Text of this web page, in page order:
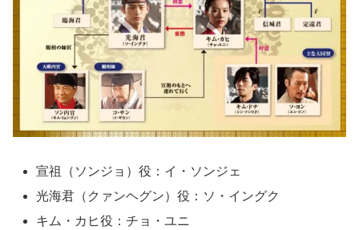
宣祖（ソンジョ）役：イ・ソンジェ
光海君（クァンヘグン）役：ソ・イングク
キム・カヒ役：チョ・ユニ